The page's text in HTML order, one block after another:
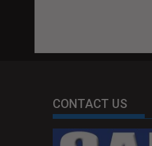
CONTACT US